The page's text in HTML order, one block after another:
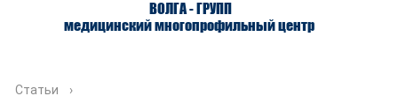
ВОЛГА - ГРУПП
медицинский многопрофильный центр
Статьи ›